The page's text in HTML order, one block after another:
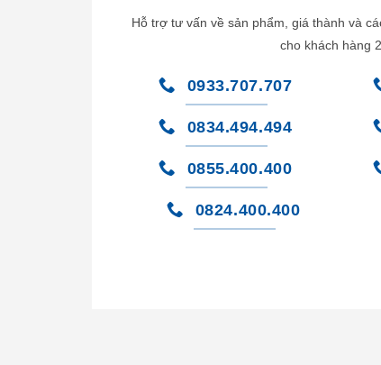
Hỗ trợ tư vấn về sản phẩm, giá thành và
cho khách hàng
0933.707.707
0834.494.494
0855.400.400
0824.400.400